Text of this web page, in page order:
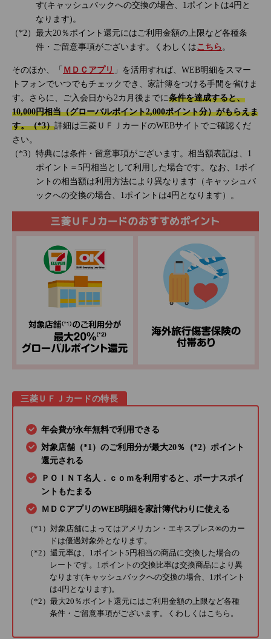
す(キャッシュバックへの交換の場合、1ポイントは4円と
なります)。
最大20％ポイント還元にはご利用金額の上限など各種条
件・ご留意事項がございます。くわしくはこちら。
そのほか、「 ＭＤＣアプリ 」を活用すれば、WEB明細をスマー
トフォンでいつでもチェックでき、家計簿をつける手間を省けま
す。さらに、ご入会日から2カ月後までに条件を達成すると、
10,000円相当（グローバルポイント2,000ポイント分）がもらえま
す。（*3）詳細は三菱ＵＦＪカードのWEBサイトでご確認くだ
さい。
特典には条件・留意事項がございます。相当額表記は、1
ポイント＝5円相当として利用した場合です。なお、1ポイ
ントの相当額は利用方法により異なります（キャッシュバ
ックへの交換の場合、1ポイントは4円となります）。
三菱ＵＦＪカードの特長
年会費が永年無料で利用できる
対象店舗（*1）のご利用分が最大20％（*2）ポイント
還元される
ＰＯＩＮＴ名人．ｃｏｍを利用すると、ボーナスポイ
ントもたまる
ＭＤＣアプリのWEB明細を家計簿代わりに使える
（*1）対象店舗によってはアメリカン・エキスプレス®のカー
ドは優遇対象外となります。
（*2）還元率は、1ポイント5円相当の商品に交換した場合の
レートです。1ポイントの交換比率は交換商品により異
なります(キャッシュバックへの交換の場合、1ポイント
は4円となります)。
（*2）最大20％ポイント還元にはご利用金額の上限など各種
条件・ご留意事項がございます。くわしくは こちら 。